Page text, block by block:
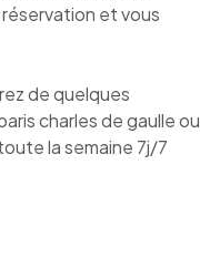
et vous
de quelques
charles de gaulle ou
la semaine 7j/7